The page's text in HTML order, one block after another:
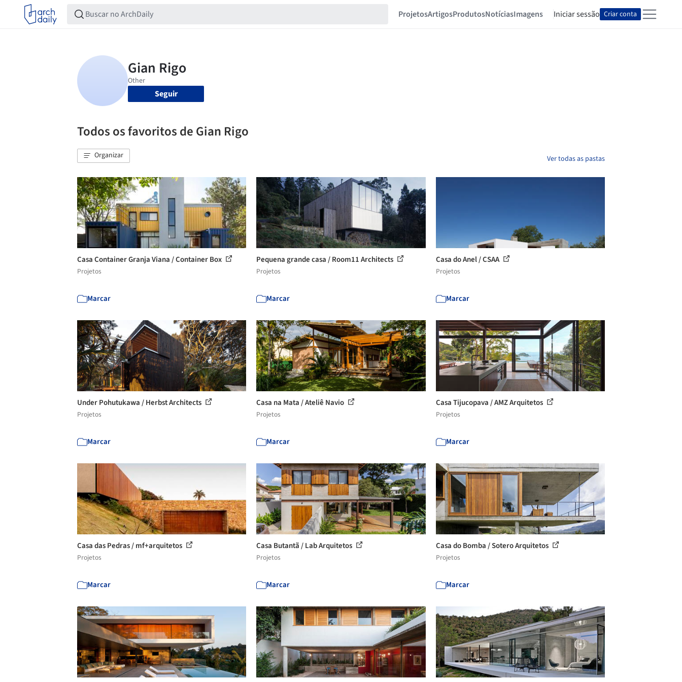
ProjetosArtigosProdutosNotíciasImagens Iniciar sessão Criar conta
Seguir
Todos os favoritos de Gian Rigo
Organizar Ver todas as pastas
Casa Container Granja Viana / Container Box
Projetos
Marcar
Pequena grande casa / Room11 Architects
Projetos
Marcar
Casa do Anel / CSAA
Projetos
Marcar
Under Pohutukawa / Herbst Architects
Projetos
Marcar
Casa na Mata / Ateliê Navio
Projetos
Marcar
Casa Tijucopava / AMZ Arquitetos
Projetos
Marcar
Casa das Pedras / mf+arquitetos
Projetos
Marcar
Casa Butantã / Lab Arquitetos
Projetos
Marcar
Casa do Bomba / Sotero Arquitetos
Projetos
Marcar